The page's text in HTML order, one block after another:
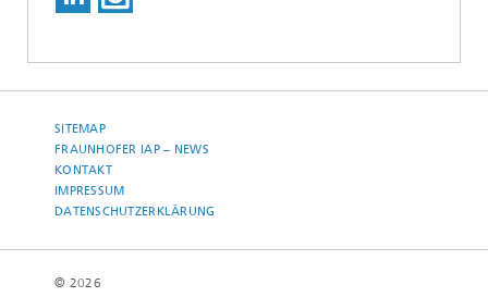
SITEMAP
FRAUNHOFER IAP – NEWS
KONTAKT
IMPRESSUM
DATENSCHUTZERKLÄRUNG
© 2026